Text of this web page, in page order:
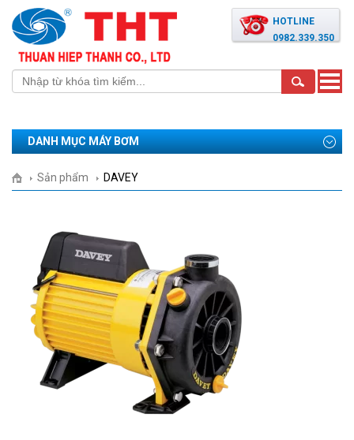
HOTLINE
0982.339.350
Toggle
DANH MỤC MÁY BƠM
Sản phẩm DAVEY